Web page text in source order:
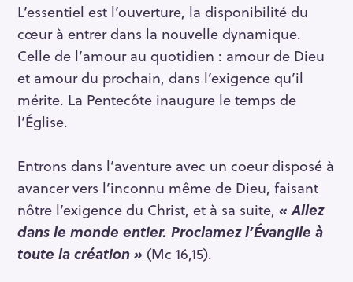
L’essentiel est l’ouverture, la disponibilité du
cœur à entrer dans la nouvelle dynamique.
Celle de l’amour au quotidien : amour de Dieu
et amour du prochain, dans l’exigence qu’il
mérite. La Pentecôte inaugure le temps de
l’Église.
Entrons dans l’aventure avec un coeur disposé à
avancer vers l’inconnu même de Dieu, faisant
nôtre l’exigence du Christ, et à sa suite, « Allez
dans le monde entier. Proclamez l’Évangile à
toute la création » (Mc 16,15).